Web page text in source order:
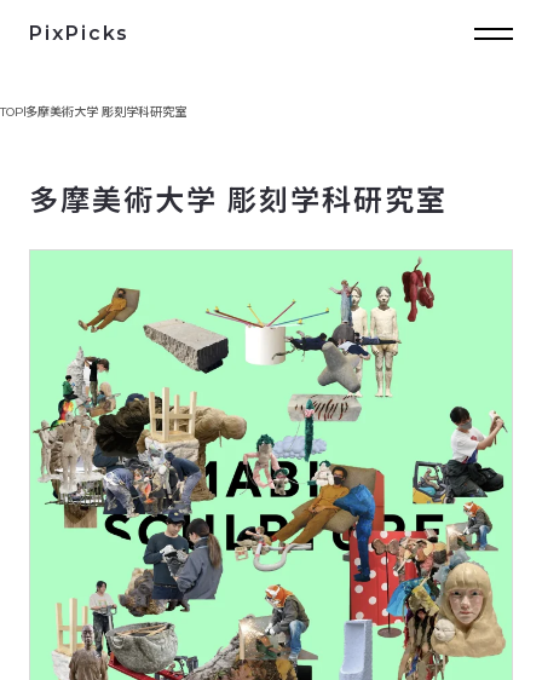
PixPicks
TOP多摩美術大学 彫刻学科研究室
多摩美術大学 彫刻学科研究室